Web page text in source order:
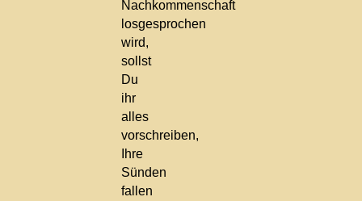
Nachkommenschaft
losgesprochen
wird,
sollst
Du
ihr
alles
vorschreiben,
Ihre
Sünden
fallen